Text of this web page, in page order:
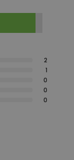
500,00 zł
2
1
0
0
0